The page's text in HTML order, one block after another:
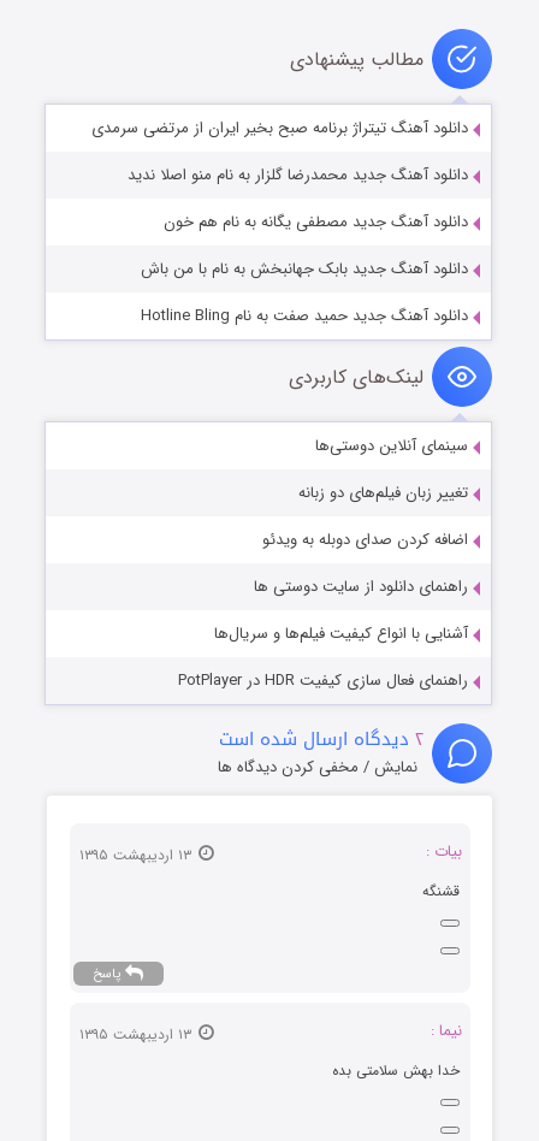
مطالب پیشنهادی
دانلود آهنگ تیتراژ برنامه صبح بخیر ایران از مرتضی سرمدی
دانلود آهنگ جدید محمدرضا گلزار به نام منو اصلا ندید
دانلود آهنگ جدید مصطفی یگانه به نام هم خون
دانلود آهنگ جدید بابک جهانبخش به نام با من باش
دانلود آهنگ جدید حمید صفت به نام Hotline Bling
لینک‌های کاربردی
سینمای آنلاین دوستی‌ها
تغییر زبان فیلم‌های دو زبانه
اضافه کردن صدای دوبله به ویدئو
راهنمای دانلود از سایت دوستی ها
آشنایی با انواع کیفیت فیلم‌ها و سریال‌ها
راهنمای فعال سازی کیفیت HDR در PotPlayer
۲ دیدگاه ارسال شده است
نمایش / مخفی کردن دیدگاه ها
بیات :
۱۳ اردیبهشت ۱۳۹۵
قشنگه
پاسخ
نیما :
۱۳ اردیبهشت ۱۳۹۵
خدا بهش سلامتی بده